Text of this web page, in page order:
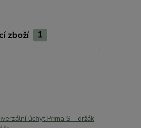
zboží 1